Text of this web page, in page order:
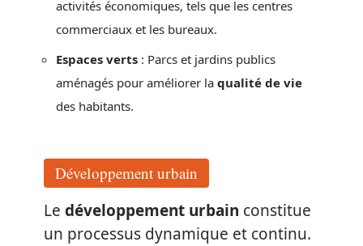
activités économiques, tels que les centres
commerciaux et les bureaux.
Espaces verts : Parcs et jardins publics
aménagés pour améliorer la qualité de vie
des habitants.
Développement urbain
Le développement urbain constitue
un processus dynamique et continu.